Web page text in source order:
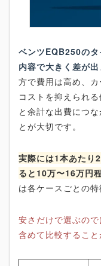
ベンツEQB250の
内容で大きく差が
方で費用は高め、
コストを抑えられ
と余計な出費につ
とが大切です。
実際には1本あたり
ると10万〜16万円
は各ケースごとの特
安さだけで選ぶの
含めて比較するこ